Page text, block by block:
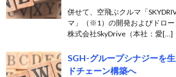
併せて、空飛ぶクルマ「
マ」（※1）の開発およびドロ
株式会社SkyDrive（本社：愛[…]
SGH-グループシナジーを
ドチェーン構築へ